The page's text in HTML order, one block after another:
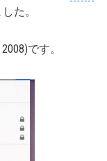
た。
です。